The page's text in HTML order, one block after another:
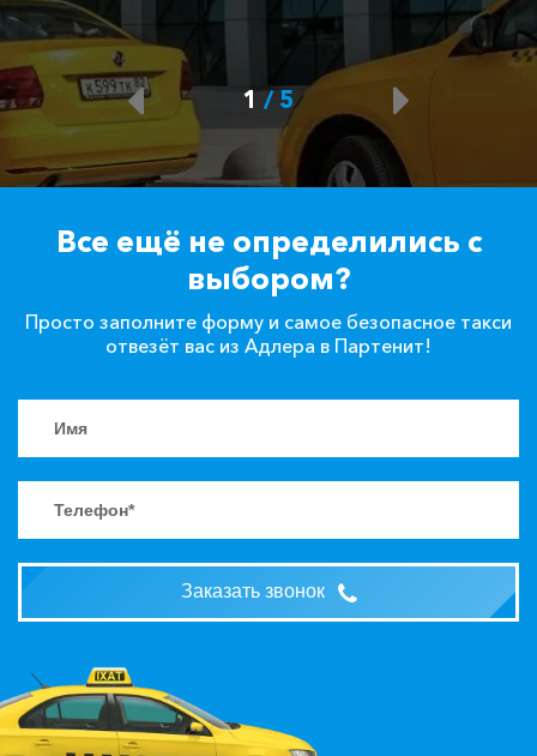
1 /5
Все ещё не определились с
выбором?
Просто заполните форму и самое безопасное такси
отвезёт вас из Адлера в Партенит!
Заказать звонок